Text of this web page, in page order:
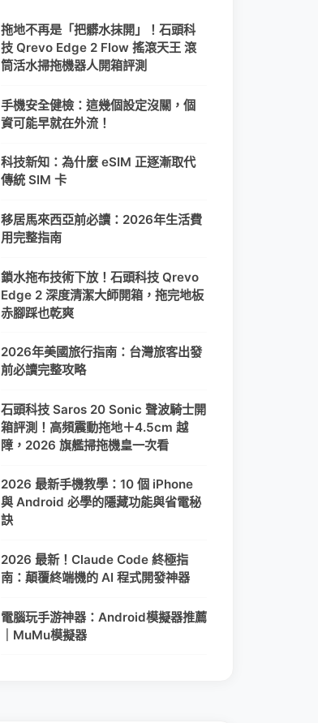
拖地不再是「把髒水抹開」！石頭科
技 Qrevo Edge 2 Flow 搖滾天王 滾
筒活水掃拖機器人開箱評測
手機安全健檢：這幾個設定沒關，個
資可能早就在外流！
科技新知：為什麼 eSIM 正逐漸取代
傳統 SIM 卡
移居馬來西亞前必讀：2026年生活費
用完整指南
鎖水拖布技術下放！石頭科技 Qrevo
Edge 2 深度清潔大師開箱，拖完地板
赤腳踩也乾爽
2026年美國旅行指南：台灣旅客出發
前必讀完整攻略
石頭科技 Saros 20 Sonic 聲波騎士開
箱評測！高頻震動拖地＋4.5cm 越
障，2026 旗艦掃拖機皇一次看
2026 最新手機教學：10 個 iPhone
與 Android 必學的隱藏功能與省電秘
訣
2026 最新！Claude Code 終極指
南：顛覆終端機的 AI 程式開發神器
電腦玩手游神器：Android模擬器推薦
｜MuMu模擬器